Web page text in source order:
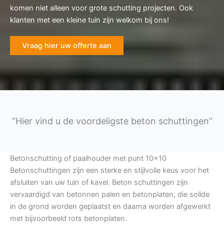
komen niet alleen voor grote schutting projecten. Ook
klanten met een kleine tuin zijn welkom bij ons!
Vraag hier uw offerte aan
“Hier vind u de voordeligste beton schuttingen”
Betonschutting of paalhouder met punt 10×10
Betonschuttingen zijn een sterke en stijlvolle keus voor het
afsluiten van uw tuin of kavel. Beton schuttingen zijn
vervaardigd van betonnen palen en betonplaten, die solide
in de grond worden geplaatst en daarna worden afgewerkt
met bijvoorbeeld rots betonplaten.